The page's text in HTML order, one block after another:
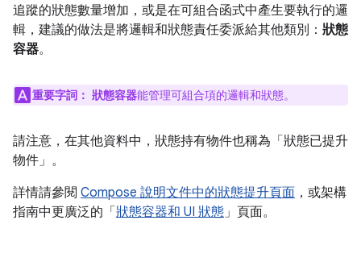
追蹤的狀態數量增加，或是在可組合函式中產生要執行的邏
輯，建議的做法是將邏輯和狀態責任委派給其他類別： 狀態
容器。
重要字詞： 狀態容器能管理可組合項的邏輯和狀態。
請注意，在其他資料中，狀態持有物件也稱為「狀態已提升
物件」 。
詳情請參閱 Compose 說明文件中的狀態提升頁面 ，或架構
指南中更廣泛的「狀態容器和 UI 狀態 」頁面。